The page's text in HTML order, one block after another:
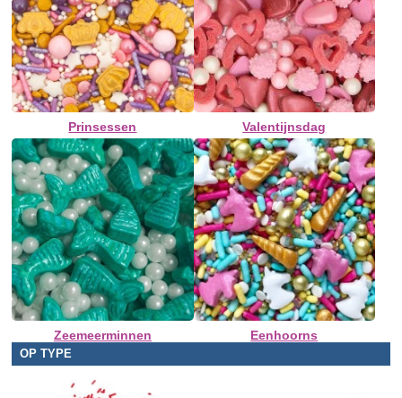
Prinsessen Valentijnsdag
Zeemeerminnen Eenhoorns
OP TYPE